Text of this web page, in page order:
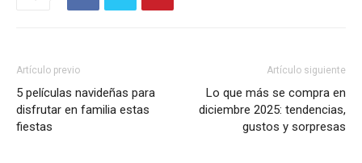
Artículo previo
5 películas navideñas para
disfrutar en familia estas
fiestas
Artículo siguiente
Lo que más se compra en
diciembre 2025: tendencias,
gustos y sorpresas